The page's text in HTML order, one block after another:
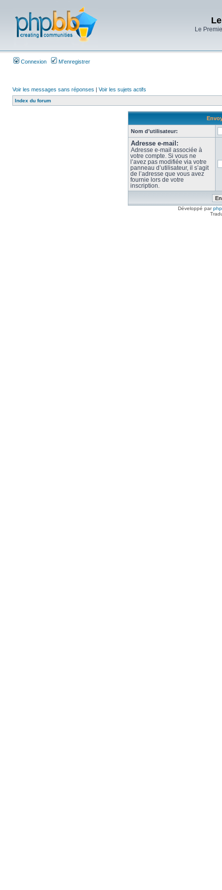
Le
Connexion M’enregistrer
Voir les messages sans réponses | Voir les sujets actifs
Index du forum
Nom d’utilisateur:
Adresse e-mail:
Adresse e-mail associée à
votre compte. Si vous ne
l’avez pas modifiée via votre
panneau d’utilisateur, il s’agit
de l’adresse que vous avez
fournie lors de votre
inscription.
Développé par